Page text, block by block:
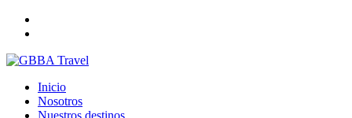
Inicio
Nosotros
Nuestros destinos